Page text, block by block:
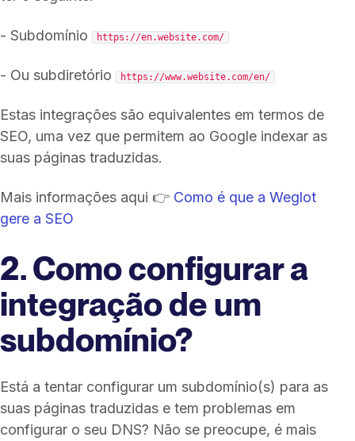
- Subdomínio https://en.website.com/
- Ou subdiretório https://www.website.com/en/
Estas integrações são equivalentes em termos de
SEO, uma vez que permitem ao Google indexar as
suas páginas traduzidas.
Mais informações aqui 👉 Como é que a Weglot
gere a SEO
2. Como configurar a
integração de um
subdomínio?
Está a tentar configurar um subdomínio(s) para as
suas páginas traduzidas e tem problemas em
configurar o seu DNS? Não se preocupe, é mais